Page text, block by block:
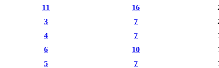
16
11
7
3
7
4
10
6
7
5